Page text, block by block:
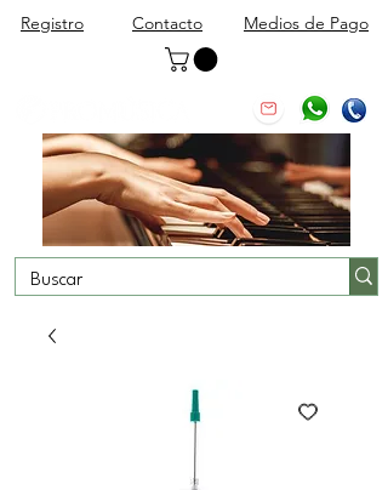
Registro Contacto Medios de Pago